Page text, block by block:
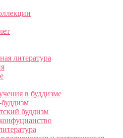
литература
в буддизме
буддизм
буддизм